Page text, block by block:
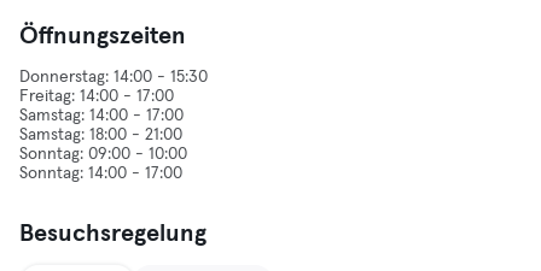
Öffnungszeiten
Donnerstag: 14:00 - 15:30
Freitag: 14:00 - 17:00
Samstag: 14:00 - 17:00
Samstag: 18:00 - 21:00
Sonntag: 09:00 - 10:00
Besuchsregelung